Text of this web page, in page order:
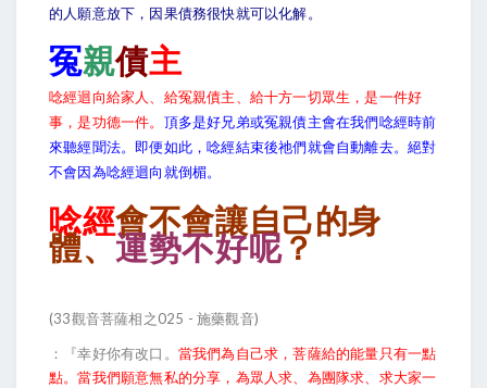
的人願意放下，因果債務很快就可以化解。
冤親債主
唸經迴向給家人、給冤親債主、給十方一切眾生，是一件好
事，是功德一件。 頂多是好兄弟或冤親債主會在我們唸經時前
來聽經聞法。即便如此，唸經結束後祂們就會自動離去。絕對
不會因為唸經迴向就倒楣。
唸經會不會讓自己的身
體、運勢不好呢？
(33觀音菩薩相之025 - 施藥觀音)
：『幸好你有改口。 當我們為自己求，菩薩給的能量只有一點
點。當我們願意無私的分享，為眾人求、為團隊求、求大家一